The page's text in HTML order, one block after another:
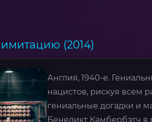
(2014)
Англия, 1940-е.
нацистов, рискуя всем
гениальные догадки и
Бенедикт Камбербэтч в